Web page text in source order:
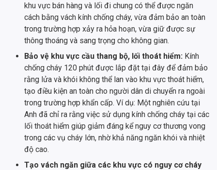
khu vực bán hàng và lối đi chung có thể được ngăn
cách bằng vách kính chống cháy, vừa đảm bảo an toàn
trong trường hợp xảy ra hỏa hoạn, vừa giữ được sự
thông thoáng và sang trọng cho không gian.
Bảo vệ khu vực cầu thang bộ, lối thoát hiểm: Kính
chống cháy 120 phút được lắp đặt tại đây để đảm bảo
rằng lửa và khói không thể lan vào khu vực thoát hiểm,
tạo điều kiện an toàn cho người dân di chuyển ra ngoài
trong trường hợp khẩn cấp. Ví dụ: Một nghiên cứu tại
Anh đã chỉ ra rằng việc sử dụng kính chống cháy tại các
lối thoát hiểm giúp giảm đáng kể nguy cơ thương vong
trong các vụ cháy lớn, nhờ khả năng ngăn khói và nhiệt
độ cao.
Tạo vách ngăn giữa các khu vực có nguy cơ cháy